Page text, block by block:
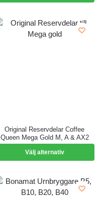
Original Reservdelar Coffee
Queen Mega Gold M, A & AX2
Välj alternativ